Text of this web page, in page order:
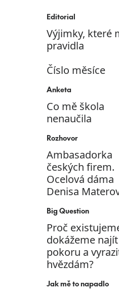
Editorial
Výjimky, které
pravidla
Číslo měsíce
Anketa
Co mě škola
nenaučila
Rozhovor
Ambasadorka
českých firem.
Ocelová dáma
Denisa
Big Question
Proč
dokážeme najít
pokoru a
hvězdám?
Jak mě to napadlo